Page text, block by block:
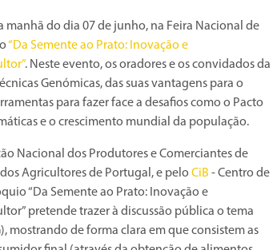
manhã do dia 07 de junho, na Feira Nacional de
“Da Semente ao Prato: Inovação e
. Neste evento, os oradores e os convidados da
Genómicas, das suas vantagens para o
para fazer face a desafios como o Pacto
e o crescimento mundial da população.
Nacional dos Produtores e Comerciantes de
Agricultores de Portugal, e pelo CiB - Centro de
“Da Semente ao Prato: Inovação e
pretende trazer à discussão pública o tema
mostrando de forma clara em que consistem as